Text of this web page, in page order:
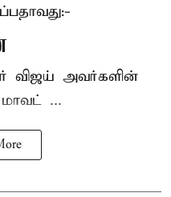
விஜய் அவர்களின்
...